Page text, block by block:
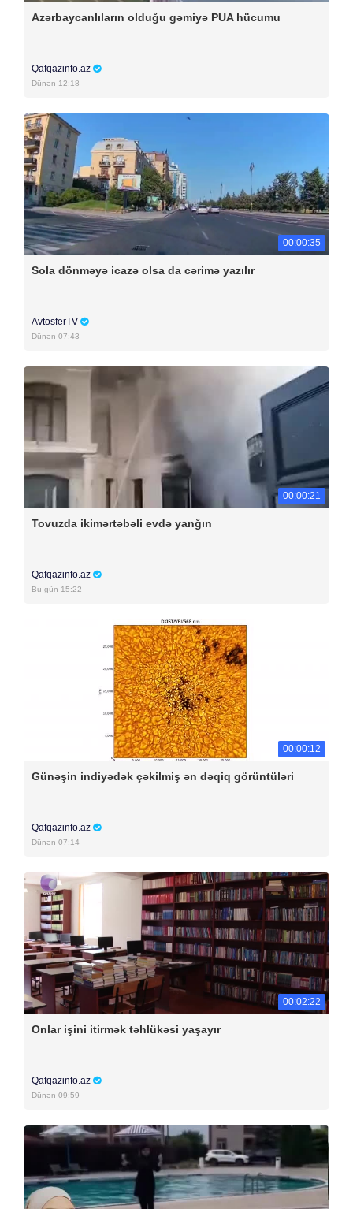
Azərbaycanlıların olduğu gəmiyə PUA hücumu
Qafqazinfo.az
Dünən 12:18
00:00:35
Sola dönməyə icazə olsa da cərimə yazılır
AvtosferTV
Dünən 07:43
00:00:21
Tovuzda ikimərtəbəli evdə yanğın
Qafqazinfo.az
Bu gün 15:22
00:00:12
Günəşin indiyədək çəkilmiş ən dəqiq görüntüləri
Qafqazinfo.az
Dünən 07:14
00:02:22
Onlar işini itirmək təhlükəsi yaşayır
Qafqazinfo.az
Dünən 09:59